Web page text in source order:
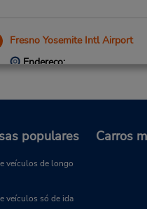
Fresno Yosemite Intl Airport
Endereço:
populares
veículos de longo
veículos só de ida
Carros